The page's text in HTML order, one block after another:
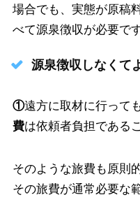
場合でも、実態が原稿
べて源泉徴収が必要です
源泉徴収しなくて
①遠方に取材に行って
費は依頼者負担である
そのような旅費も原則
その旅費が通常必要な